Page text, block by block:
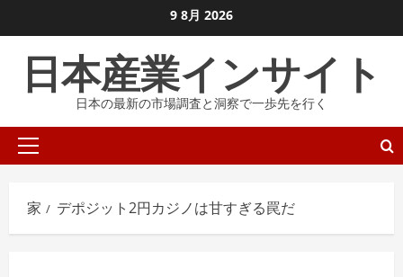
ン
に
プ
9 8月 2026
日本産業インサイト
日本の最新の市場調査と洞察で一歩先を行く
プ
イ
家 デポジット2円カジノは甘すぎる罠だ